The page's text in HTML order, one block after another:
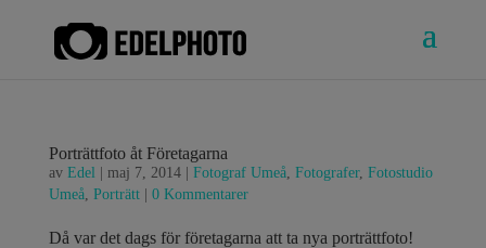
Porträttfoto åt Företagarna
av Edel| maj 7, 2014| Fotograf Umeå, Fotografer, Fotostudio
Umeå, Porträtt| 0 Kommentarer
Då var det dags för företagarna att ta nya porträttfoto!